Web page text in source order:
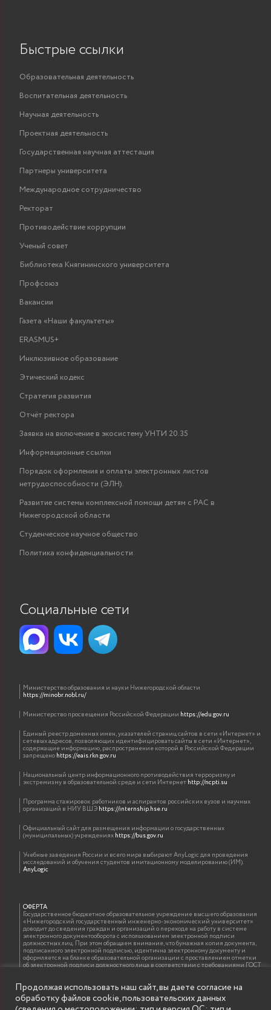
Быстрые ссылки
Образовательная деятельность
Воспитательная деятельность
Научная деятельность
Проектная деятельность
Государственная научная аттестация
Партнеры университета
Международное сотрудничество
Ректорат
Противодействие коррупции
Ученый совет
Библиотека Княгининского университета
Профсоюз
Вакансии
Газета «Наши факультеты»
ERASMUS+
Инклюзивное образование
Этический кодекс
Стратегия развития
Отчёт ректора
Заявка на включение в экосистему УНТИ 20.35
Информационные ссылки
Порядок оформления и оплаты электронных листов
нетрудоспособности (ЭЛН).
Развитие системы комплексной помощи детям с РАС в
Нижегородской области
Студенческое научное общество
Политика конфиденциальности
Социальные сети
Министерство образования и науки Нижегородской области
https://minobr.nobl.ru/
Министерство просвещения Российской Федерации https://edu.gov.ru
Единый реестр доменных имен, указателей страниц сайтов в сети «Интернет» и
сетевых адресов, позволяющих идентифицировать сайты в сети «Интернет»,
содержащие информацию, распространение которой в Российской Федерации
запрещеноhttps://eais.rkn.gov.ru
Национальный центр информационного противодействия терроризму и
экстремизму в образовательной среде и сети Интернетhttp://ncpti.su
Программа стажировок работников и аспирантов российских вузов и научных
организаций в НИУ ВШЭhttps://internship.hse.ru
Официальный сайт для размещения информации о государственных
(муниципальных) учрежденияхhttps://bus.gov.ru
Учебные заведения России и всего мира выбирают AnyLogic для проведения
исследований и обучения студентов имитационному моделированию (ИМ).
AnyLogic
ОФЕРТА
Государственное бюджетное образовательное учреждение высшего образования
«Нижегородский государственный инженерно-экономический университет»
доводит до сведения граждан и организаций о переходе на работу в системе
электронного документооборота с использованием электронной подписи
должностных лиц. При этом обращаем внимание, что бумажная копия документа,
подписанного электронной подписью, идентична электронному документу и
оформляется на бланке образовательной организации с проставлением отметки
об электронной подписи должностного лица в соответствии с требованиями ГОСТ
Продолжая использовать наш сайт, вы даете согласие на
обработку файлов cookie, пользовательских данных